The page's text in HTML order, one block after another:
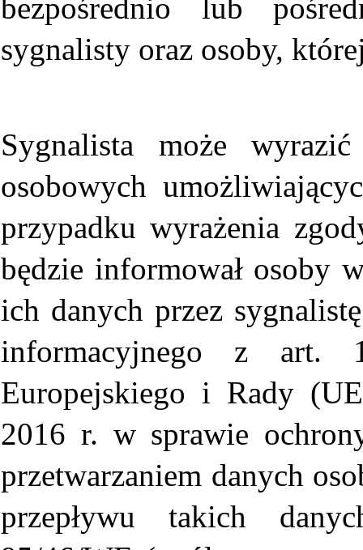
bezpośrednio lub
sygnalisty oraz osoby,
Sygnalista może
osobowych
przypadku wyrażenia
będzie informował osoby
ich danych przez
informacyjnego z art.
Europejskiego i Rady
2016 r. w sprawie
przetwarzaniem danych
przepływu takich